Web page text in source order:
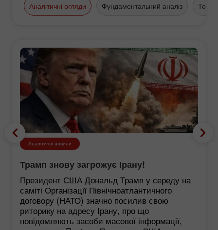
Аналітичні огляди Фундаментальний аналіз
Аналітичні новини
Трамп знову загрожує Ірану!
Президент США Дональд Трамп у середу на
саміті Організації Північноатлантичного
договору (НАТО) значно посилив свою
риторику на адресу Ірану, про що
повідомляють засоби масової інформації,